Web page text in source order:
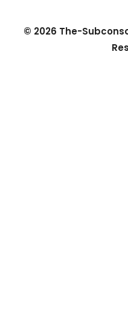
© 2026 The-